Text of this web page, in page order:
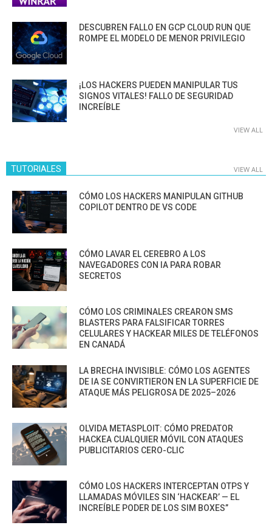
DESCUBREN FALLO EN GCP CLOUD RUN QUE
ROMPE EL MODELO DE MENOR PRIVILEGIO
¡LOS HACKERS PUEDEN MANIPULAR TUS
SIGNOS VITALES! FALLO DE SEGURIDAD
INCREÍBLE
VIEW ALL
TUTORIALES VIEW ALL
CÓMO LOS HACKERS MANIPULAN GITHUB
COPILOT DENTRO DE VS CODE
CÓMO LAVAR EL CEREBRO A LOS
NAVEGADORES CON IA PARA ROBAR
SECRETOS
CÓMO LOS CRIMINALES CREARON SMS
BLASTERS PARA FALSIFICAR TORRES
CELULARES Y HACKEAR MILES DE TELÉFONOS
EN CANADÁ
LA BRECHA INVISIBLE: CÓMO LOS AGENTES
DE IA SE CONVIRTIERON EN LA SUPERFICIE DE
ATAQUE MÁS PELIGROSA DE 2025–2026
OLVIDA METASPLOIT: CÓMO PREDATOR
HACKEA CUALQUIER MÓVIL CON ATAQUES
PUBLICITARIOS CERO-CLIC
CÓMO LOS HACKERS INTERCEPTAN OTPS Y
LLAMADAS MÓVILES SIN ‘HACKEAR’ — EL
INCREÍBLE PODER DE LOS SIM BOXES”